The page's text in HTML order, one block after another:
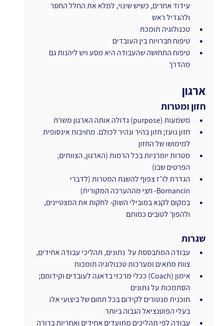
עידוד אחרים, כשיש שינוי, למלא את החלל החסר
ולהגדיל ראש
טכנולוגיה תומכת
טיפוח חברויות בין העובדים
טיפוח התחושה שהעבודה היא מסע ויש ליהנות גם
מהדרך
ארגון
חזון ומטרות
משמעות (purpose) גדולה אותה הארגון משרת
חזון נועז; חזון בהיר ונהיר לכולם. מחויבות אינסופית
למימושו של החזון
מטרות יומרניות בכל הרמות (הארגון, הצוותים,
הפרטים שבו)
הגדרת לו״ז צפוף להשגת המטרות (לדברי
Bornancin- חצי מההערכה המקורית)
במקום לקנא במובילי השוק- לחקות את המצטיינים,
ולהפוך לטובים כמותם
שגרות
עבודה המתבססת על  נתונים, תהליכי עבודה אחידים,
צוות מתאים ומערכות טכנולוגיה תומכות
אימון (Coach) ככלי מרכזי בדאגה לעובדים וקידומם;
הסתמכות על נתונים
תוכנית מנטורים לקידום בכל תחום של ביצועי אלו
בעלי הפוטנציאל הגבוה ביותר
עבודה לפי תהליכים מתועדים אחידים ואחריות ברורה